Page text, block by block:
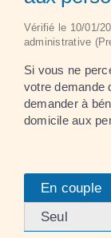
Vérifié le 10/01/
administrative
Si vous ne
votre demande
demander à
domicile aux
En couple
Seul